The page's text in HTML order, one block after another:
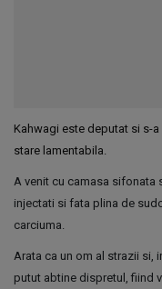
Kahwagi este deputat si s-
stare lamentabila.
A venit cu camasa sifonata
injectati si fata plina de
carciuma.
Arata ca un om al strazii si,
putut abtine dispretul, fiind